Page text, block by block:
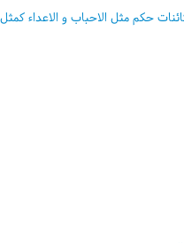
حکم مثل الاحباب و الاعداء کمثل